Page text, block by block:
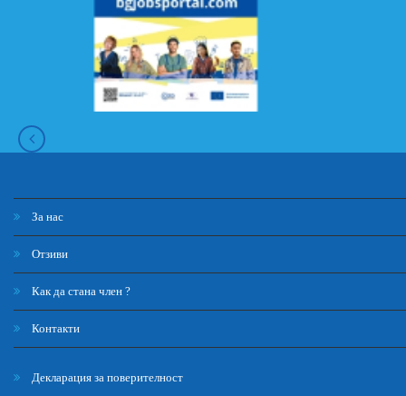
За нас
Отзиви
Как да стана член ?
Контакти
Декларация за поверителност